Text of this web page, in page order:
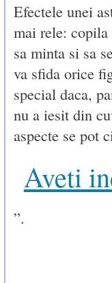
Efectele unei
mai rele: copila
sa minta si sa
va sfida orice
special daca,
nu a iesit din
aspecte se pot
Aveti
”.